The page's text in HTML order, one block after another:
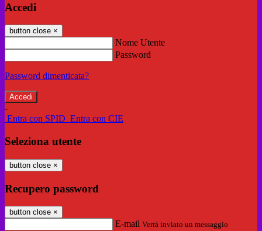
Accedi
button close ×
Nome Utente
Password
Password dimenticata?
-
Entra con SPID Entra con CIE
Seleziona utente
button close ×
Recupero password
button close ×
E-mail Verrà inviato un messaggio